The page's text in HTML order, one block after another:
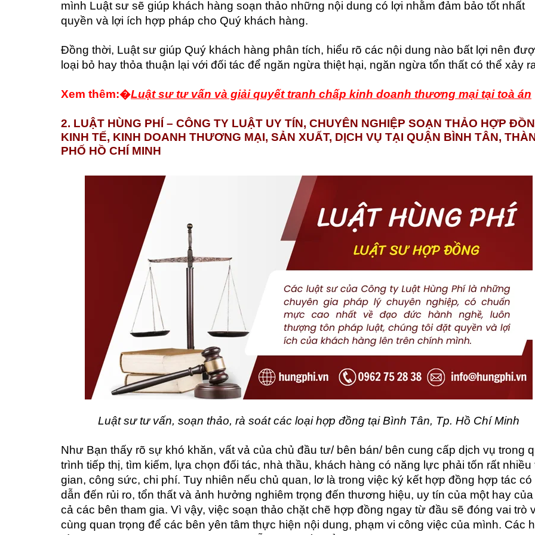
mình Luật sư sẽ giúp khách hàng soạn thảo những nội dung có lợi nhằm đảm bảo tốt nhất
quyền và lợi ích hợp pháp cho Quý khách hàng.
Đồng thời, Luật sư giúp Quý khách hàng phân tích, hiểu rõ các nội dung nào bất lợi nên
loại bỏ hay thỏa thuận lại với đối tác để ngăn ngừa thiệt hại, ngăn ngừa tổn thất có thể xảy
Xem thêm:�Luật sư tư vấn và giải quyết tranh chấp kinh doanh thương mại tại toà án
2. LUẬT HÙNG PHÍ – CÔNG TY LUẬT UY TÍN, CHUYÊN NGHIỆP SOẠN THẢO HỢP
KINH TẾ, KINH DOANH THƯƠNG MẠI, SẢN XUẤT, DỊCH VỤ TẠI QUẬN BÌNH TÂN,
PHỐ HỒ CHÍ MINH
Luật sư tư vấn, soạn thảo, rà soát các loại hợp đồng tại Bình Tân, Tp. Hồ Chí Minh
Như Bạn thấy rõ sự khó khăn, vất vả của chủ đầu tư/ bên bán/ bên cung cấp dịch vụ trong
trình tiếp thị, tìm kiếm, lựa chọn đối tác, nhà thầu, khách hàng có năng lực phải tốn rất nhiều
gian, công sức, chi phí. Tuy nhiên nếu chủ quan, lơ là trong việc ký kết hợp đồng hợp tác có
dẫn đến rủi ro, tổn thất và ảnh hưởng nghiêm trọng đến thương hiệu, uy tín của một hay của
cả các bên tham gia. Vì vậy, việc soạn thảo chặt chẽ hợp đồng ngay từ đầu sẽ đóng vai trò
cùng quan trọng để các bên yên tâm thực hiện nội dung, phạm vi công việc của mình. Các